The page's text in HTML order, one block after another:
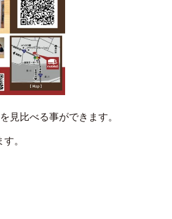
見比べる事ができます。
。